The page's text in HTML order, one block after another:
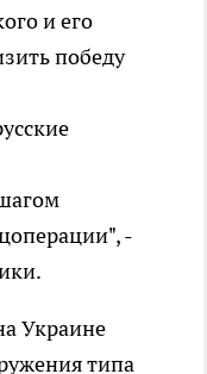
и его
победу
-
Украине
типа